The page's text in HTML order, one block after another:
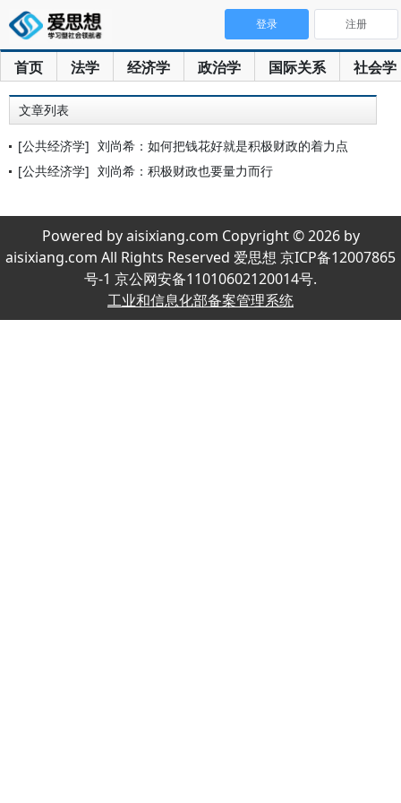
首页 法学 经济学 政治学 国际关系 社会学
登录 注册
文章列表
[公共经济学] 刘尚希：如何把钱花好就是积极财政的着力点
[公共经济学] 刘尚希：积极财政也要量力而行
Powered by aisixiang.com Copyright © 2026 by
aisixiang.com All Rights Reserved 爱思想 京ICP备12007865
号-1 京公网安备11010602120014号.
工业和信息化部备案管理系统